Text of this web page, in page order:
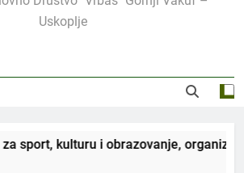
Uskoplje
sport, kulturu i obrazovanje,